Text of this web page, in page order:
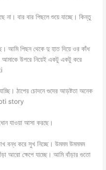
না। বার বার পিছলে শুয়ে যাচ্ছে। কিন্তু
আমি পিছন থেকে দু হাত দিয়ে ওর কাঁধ
আমাকে উপরে নিয়েই একটু একটু করে
ঠাপের চোদনে গুদের আড়ষ্টতা অনেক
story
যাওয়া আসা করছে।
চোখ বন্ধ করে সুখ নিচ্ছে। উমমম উমমমম
আরো ক্ষেপে যাচ্ছে। আমি বাঁড়ার গুতো